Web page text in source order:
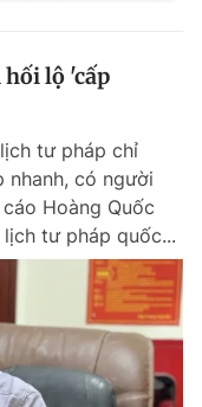
hối lộ 'cấp
tư pháp chỉ
nhanh, có người
Hoàng Quốc
tư pháp quốc...